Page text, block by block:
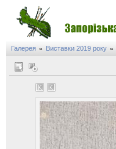
Галерея » Виставки 2019 року »